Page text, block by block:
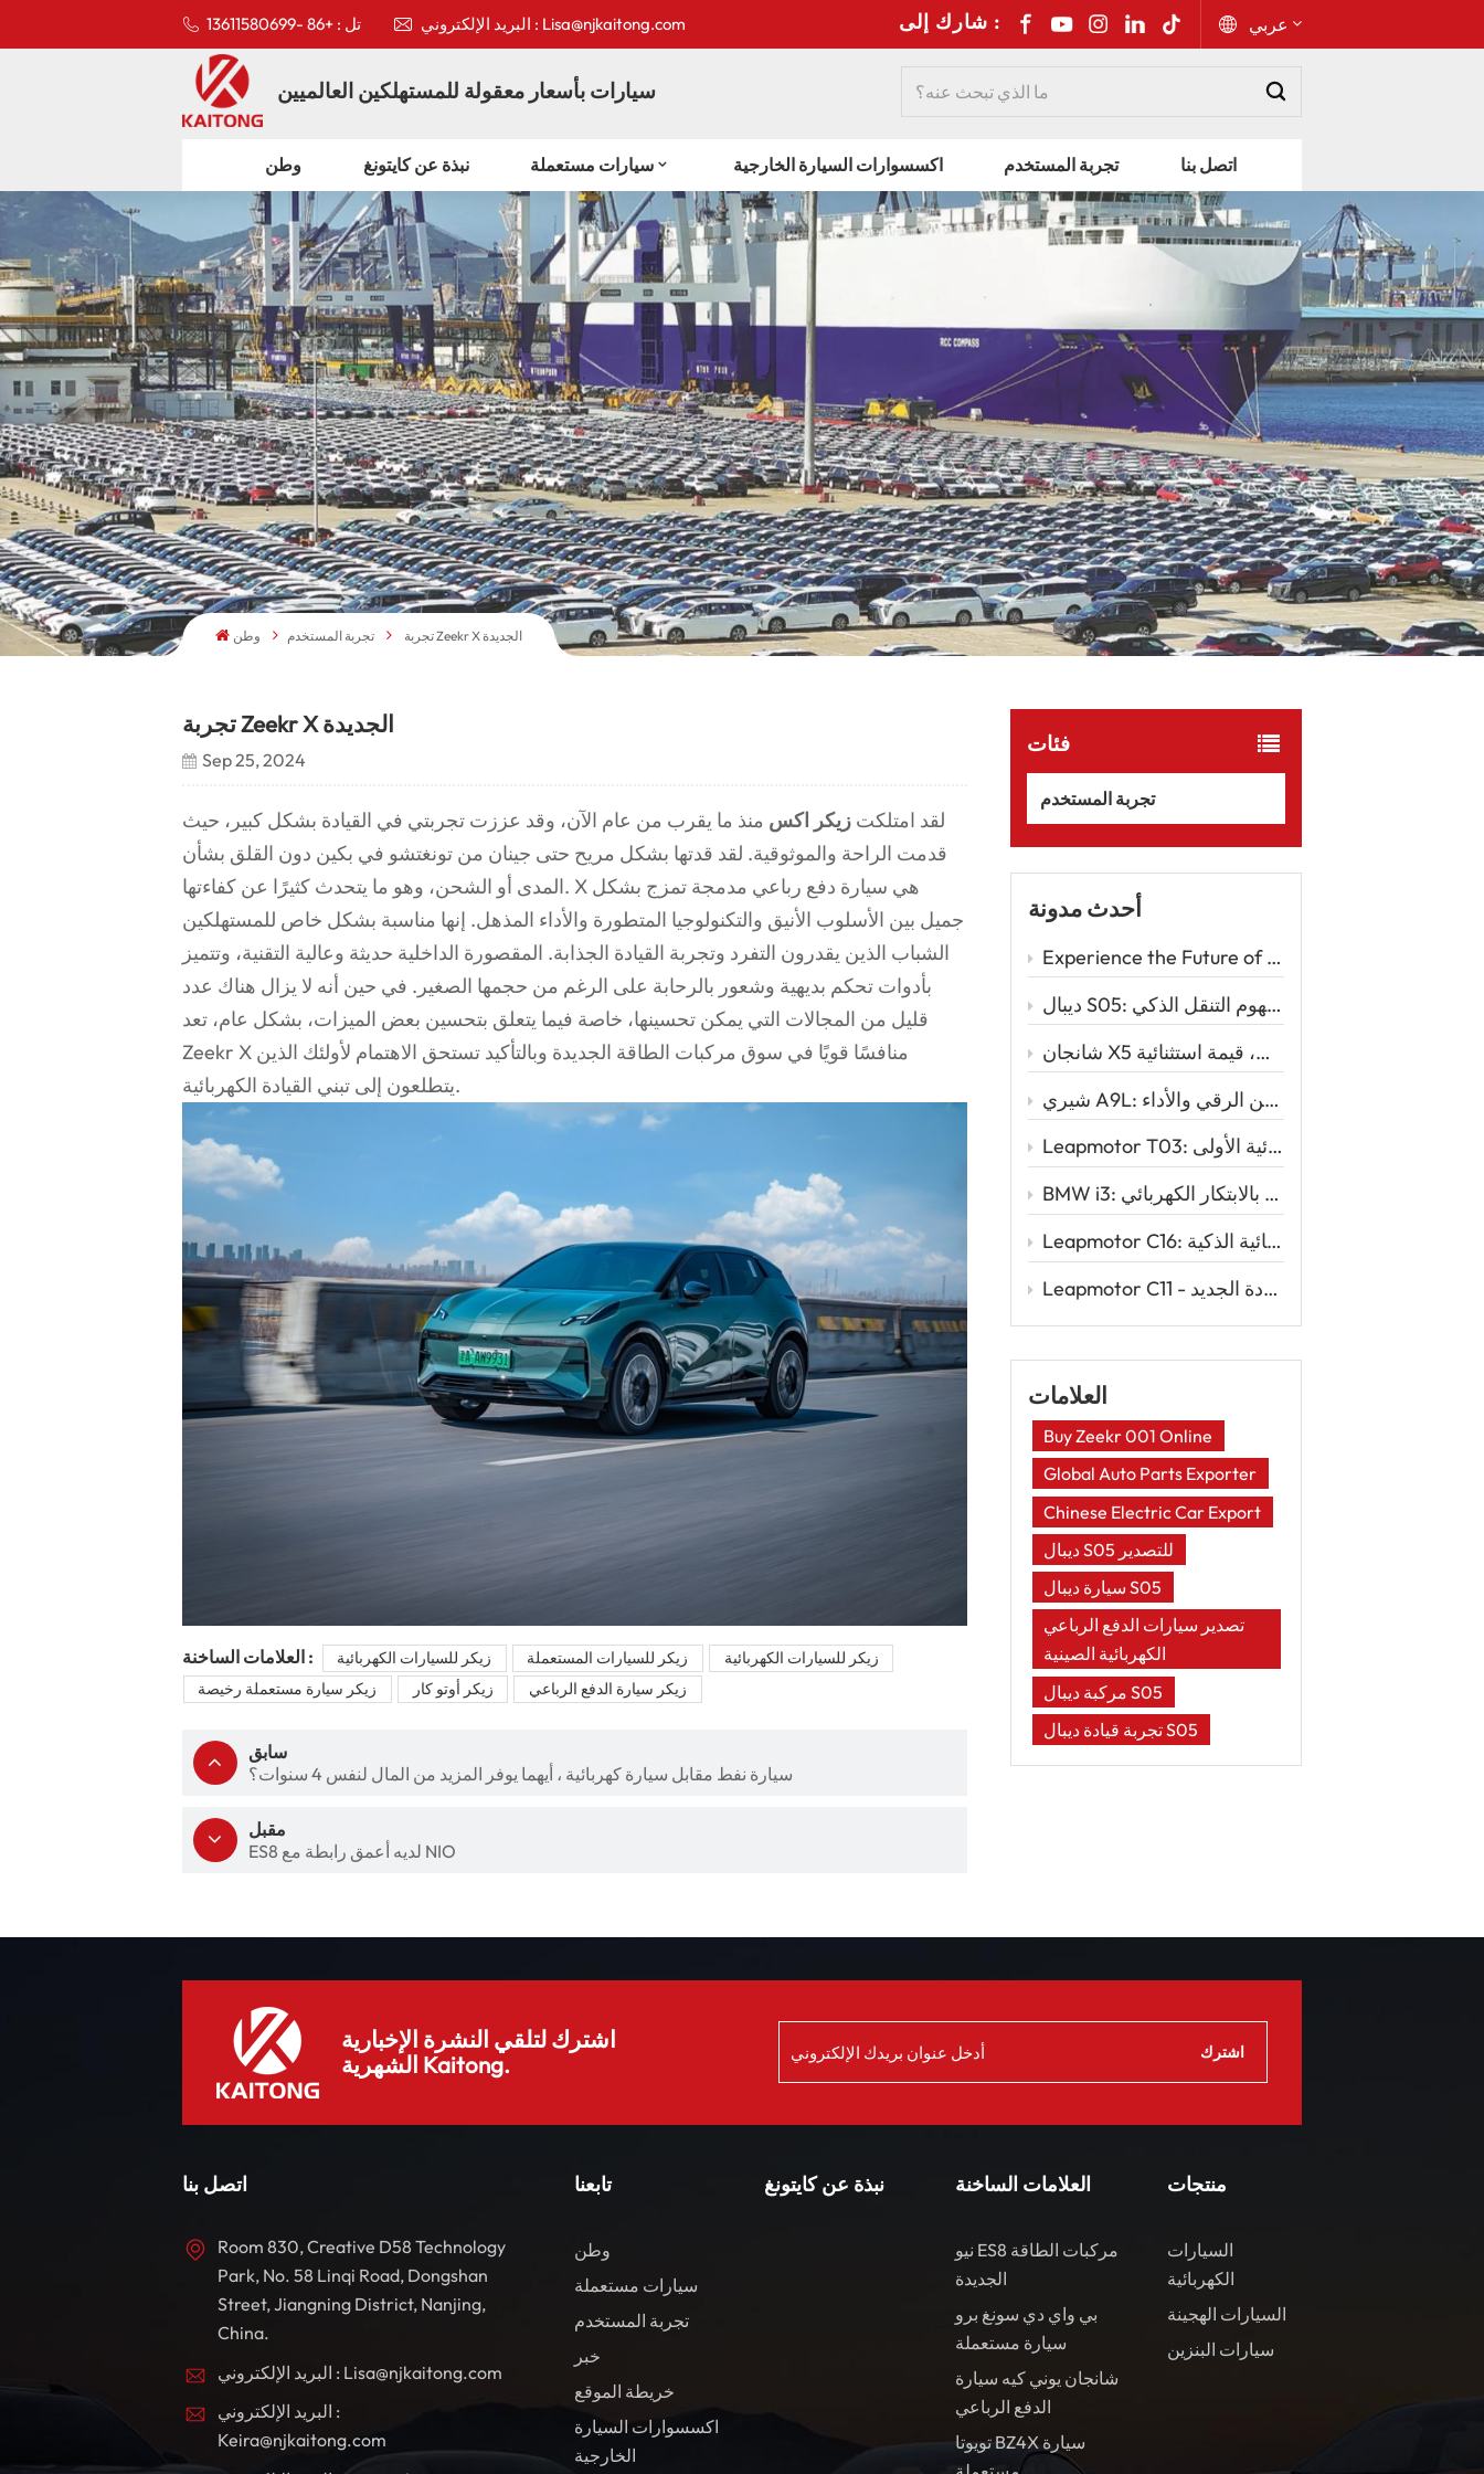
تل : +86 -13611580699 البريد الإلكتروني : Lisa@njkaitong.com شارك إلى : عربي
Русский
Español
Português
عربي
kiswahili
سيارات بأسعار معقولة للمستهلكين العالميين
وطن نبذة عن كايتونغ سيارات مستعملة اكسسوارات السيارة الخارجية تجربة المستخدم اتصل بنا
وطن تجربة المستخدم تجربة Zeekr X الجديدة
فئات
تجربة المستخدم
أحدث مدونة
Experience the Future of Driving with the Zeekr 001 – A Luxury EV Redefining Performance and Comfort Car
ديبال S05: سيارة الدفع الرباعي الكهربائية الأنيقة التي تُعيد تعريف مفهوم التنقل الذكي
شانجان X5 بلس: تصميم رياضي، أداء قوي، قيمة استثنائية
شيري A9L: المزيج المثالي بين الرقي والأداء
Leapmotor T03: السيارة الكهربائية الذكية للقيادة الكهربائية الأولى
BMW i3: الأناقة الحضرية تلتقي بالابتكار الكهربائي
Leapmotor C16: إعادة تعريف السفر العائلي مع قوة السيارات الكهربائية الذكية
Leapmotor C11 - سيارة رياضية متعددة الاستخدامات كهربائية ذكية لعصر القيادة الجديد
العلامات
Buy Zeekr 001 Online
Global Auto Parts Exporter
Chinese Electric Car Export
ديبال S05 للتصدير
سيارة ديبال S05
تصدير سيارات الدفع الرباعي
الكهربائية الصينية
مركبة ديبال S05
تجربة قيادة ديبال S05
تجربة Zeekr X الجديدة
Sep 25, 2024
لقد امتلكتزيكر اكس منذ ما يقرب من عام الآن، وقد عززت تجربتي في القيادة بشكل كبير، حيث
قدمت الراحة والموثوقية. لقد قدتها بشكل مريح حتى جينان من تونغتشو في بكين دون القلق بشأن
المدى أو الشحن، وهو ما يتحدث كثيرًا عن كفاءتها. X هي سيارة دفع رباعي مدمجة تمزج بشكل
جميل بين الأسلوب الأنيق والتكنولوجيا المتطورة والأداء المذهل. إنها مناسبة بشكل خاص للمستهلكين
الشباب الذين يقدرون التفرد وتجربة القيادة الجذابة. المقصورة الداخلية حديثة وعالية التقنية، وتتميز
بأدوات تحكم بديهية وشعور بالرحابة على الرغم من حجمها الصغير. في حين أنه لا يزال هناك عدد
قليل من المجالات التي يمكن تحسينها، خاصة فيما يتعلق بتحسين بعض الميزات، بشكل عام، تعد
Zeekr X منافسًا قويًا في سوق مركبات الطاقة الجديدة وبالتأكيد تستحق الاهتمام لأولئك الذين
يتطلعون إلى تبني القيادة الكهربائية.
العلامات الساخنة : زيكر للسيارات الكهربائية زيكر للسيارات المستعملة
زيكر للسيارات الكهربائية
زيكر سيارة مستعملة رخيصة
زيكر أوتو كار زيكر سيارة الدفع الرباعي
سابق
سيارة نفط مقابل سيارة كهربائية ، أيهما يوفر المزيد من المال لنفس 4 سنوات؟
مقبل
ES8 لديه أعمق رابطة مع NIO
اشترك لتلقي النشرة الإخبارية
الشهرية Kaitong.
اتصل بنا
Room 830, Creative D58 Technology
Park, No. 58 Linqi Road, Dongshan
Street, Jiangning District, Nanjing,
China.
البريد الإلكتروني : Lisa@njkaitong.com
البريد الإلكتروني :
Keira@njkaitong.com
تابعنا
وطن
سيارات مستعملة
تجربة المستخدم
خبر
خريطة الموقع
اكسسوارات السيارة
الخارجية
نبذة عن كايتونغ العلامات الساخنة
نيو ES8 مركبات الطاقة
الجديدة
بي واي دي سونغ برو
سيارة مستعملة
شانجان يوني كيه سيارة
الدفع الرباعي
تويوتا BZ4X سيارة
منتجات
السيارات
الكهربائية
السيارات الهجينة
سيارات البنزين